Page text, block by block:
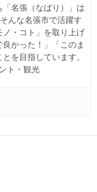
名張（なばり）」は
んな名張市で活躍す
・コト」を取り上げ
かった！」「このま
を目指しています。
ト・観光